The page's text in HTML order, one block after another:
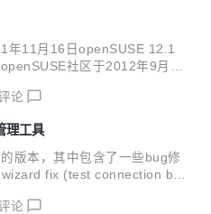
shown prior to schemas; Su
d...
年11月16日openSUSE 12.1
社区于2012年9月5
3.4内核中也加入了对APU Trin
台的性能有所提升，Mesa 3
OpenGL 3.0，桌面系统是GN
，安全方面加入了Sys...
论
理工具
版本，其中包含了一些bug修
fix (test connection but
论